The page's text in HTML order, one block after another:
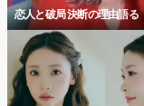
恋人と破局 決断の理由語る